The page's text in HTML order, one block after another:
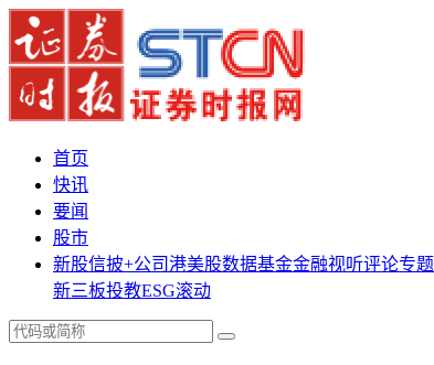
首页
快讯
要闻
股市
新股信披+公司港美股数据基金金融视听评论专题
新三板投教ESG滚动